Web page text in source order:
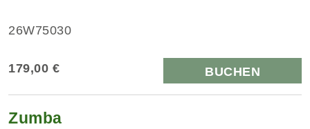
26W75030
179,00 € BUCHEN
Zumba